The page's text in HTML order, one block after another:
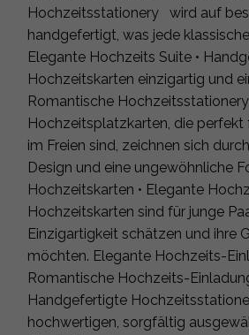
Hochzeitsstationery wird auf
handgefertigt, was jede
Elegante Hochzeits Suite •
Hochzeitskarten einzigartig und
Romantische Hochzeitsstationery
Hochzeitsplatzkarten, die perfekt
im Freien sind, zeichnen sich
Design und eine ungewöhnliche
Hochzeitskarten • Elegante
Hochzeitskarten sind für junge
Einzigartigkeit schätzen und ihre
möchten. Elegante Hochzeits-
Romantische Hochzeits-
Handgefertigte
hochwertigen, sorgfältig